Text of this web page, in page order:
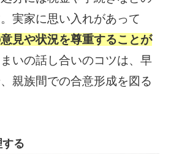
実家に思い入れがあって
見や状況を尊重することが
いの話し合いのコツは、早
親族間での合意形成を図る
る